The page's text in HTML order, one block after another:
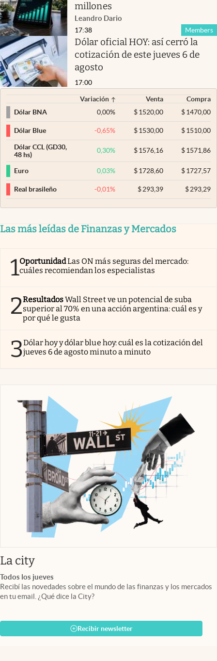
millones
Leandro Dario
Members
17:38
Dólar oficial HOY: así cerró la
cotización de este jueves 6 de
agosto
17:00
Variación Venta
Compra
Dólar BNA
0,00% $ 1520,00 $1470,00
Dólar Blue -0,65% $ 1530,00 $1510,00
Dólar CCL (GD30,
48 hs)
0,30% $ 1576,16 $1571,86
Euro 0,03% $ 1728,60 $1727,57
Real brasileño -0,01% $ 293,39 $293,29
Las más leídas de Finanzas y Mercados
1OportunidadLas ON más seguras del mercado:
cuáles recomiendan los especialistas
2ResultadosWall Street ve un potencial de suba
superior al 70% en una acción argentina: cuál es y
por qué le gusta
3Dólar hoy y dólar blue hoy: cuál es la cotización del
jueves 6 de agosto minuto a minuto
La cityabre en nueva pestaña
Todos los jueves
Recibí las novedades sobre el mundo de las finanzas y los mercados
en tu email. ¿Qué dice la City?
Recibir newsletter